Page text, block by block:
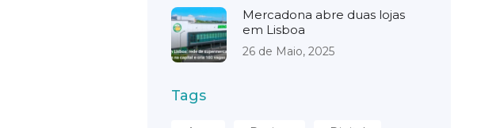
Mercadona abre duas lojas
em Lisboa
26 de Maio, 2025
Tags